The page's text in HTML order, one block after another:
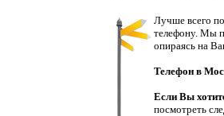
Лучше всего
телефону. Мы
опираясь на
Телефон в
Если Вы
посмотреть